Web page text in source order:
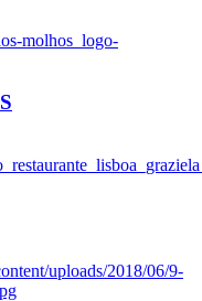
molhos_logo-
uploads/2018/06/9-